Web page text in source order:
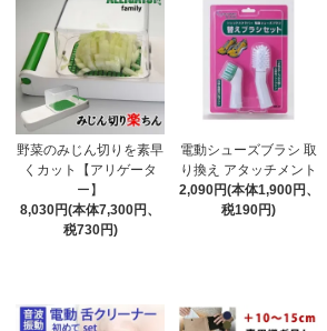
野菜のみじん切りを素早
くカット【アリゲータ
ー】
8,030円(本体7,300円、
税730円)
電動シューズブラシ 取
り換え アタッチメント
2,090円(本体1,900円、
税190円)